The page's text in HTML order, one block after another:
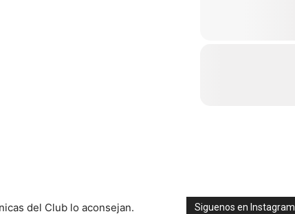
del Club lo aconsejan. Siguenos en Instagram